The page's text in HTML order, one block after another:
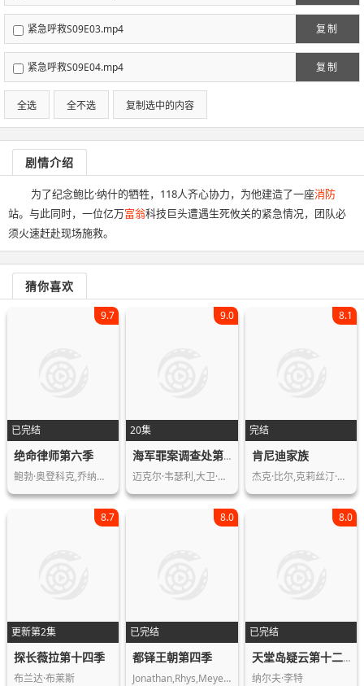
复制
紧急呼救S09E03.mp4
复制
紧急呼救S09E04.mp4
全选 全不选 复制选中的内容
剧情介绍
为了纪念鲍比·纳什的牺牲，118人齐心协力，为他建造了一座消防
站。与此同时，一位亿万富翁科技巨头遭遇生死攸关的紧急情况，团队必
须火速赶赴现场施救。
猜你喜欢
已完结
9.7
绝命律师第六季
鲍勃·奥登科克,乔纳森·班克斯,蕾亚·…
20集
9.0
海军罪案调查处第二季
迈克尔·韦瑟利,大卫·麦考姆,宝蕾·佩…
完结
8.1
肯尼迪家族
杰克·比尔,克莉丝汀·布丝,蕾切尔·威…
更新第2集
8.7
探长薇拉第十四季
布兰达·布莱斯
已完结
8.0
都铎王朝第四季
Jonathan,Rhys,Meyers,Henry,Cavill,Ta…
已完结
8.0
天堂岛疑云第十二季
纳尔夫·李特